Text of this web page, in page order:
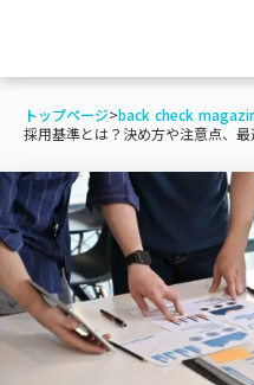
トップページ>back check
採用基準とは？決め方や注意点、